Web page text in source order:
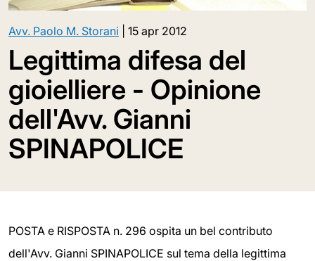
Avv. Paolo M. Storani 15 apr 2012
Legittima difesa del
gioielliere - Opinione
dell'Avv. Gianni
SPINAPOLICE
POSTA e RISPOSTA n. 296 ospita un bel contributo
dell'Avv. Gianni SPINAPOLICE sul tema della legittima